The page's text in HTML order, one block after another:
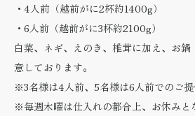
・4人前（越前がに2杯約1400g）
・6人前（越前がに3杯約2100g）
白菜、ネギ、えのき、椎茸に加え、お
意しております。
※3名様は4人前、5名様は6人前でのご提
※毎週木曜は仕入れの都合上、お休みと